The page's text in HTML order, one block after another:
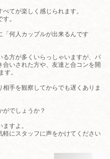
てが楽しく感じられます。
。
「何人カップルが出来るんです
方が多くいらっしゃいますが、パ
いされた方や、友達と合コンを開
す。
手を観察してからでも遅くありま
がでしょうか？
すよ。
軽にスタッフに声をかけてください